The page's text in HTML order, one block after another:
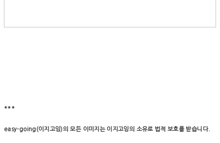
***
easy-going(이지고잉)의 모든 이미지는 이지고잉의 소유로 법적 보호를 받습니다.